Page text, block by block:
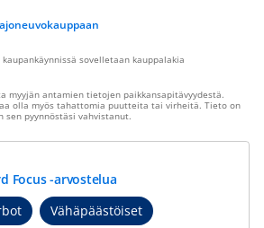
sovelletaan kauppalakia
myyjän antamien tietojen paikkansapitävyydestä.
olla myös tahattomia puutteita tai virheitä. Tieto on
sen pyynnöstäsi vahvistanut.
Focus -arvostelua
Vähäpäästöiset